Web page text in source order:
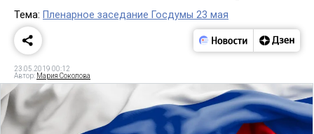
Тема: Пленарное заседание Госдумы 23 мая
23.05.2019 00:12
Автор: Мария Соколова